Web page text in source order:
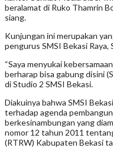
beralamat di Ruko Thamrin
siang.
Kunjungan ini merupakan
pengurus SMSI Bekasi
“Saya menyukai
berharap bisa gabung disini
di Studio 2 SMSI Bekasi.
Diakuinya bahwa SMSI
terhadap agenda
berkesinambungan yang
nomor 12 tahun 2011
(RTRW) Kabupaten Bekasi